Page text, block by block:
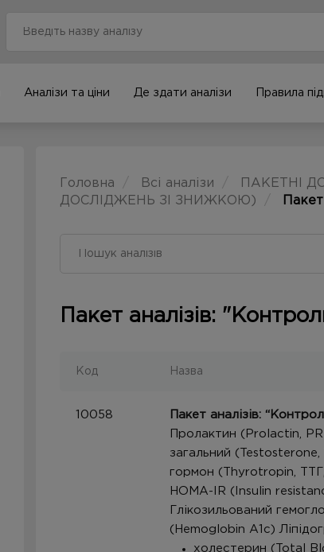
Аналізи та ціни Де здати аналізи Правила
Головна Всі аналізи
ПАКЕТНІ
ДОСЛІДЖЕНЬ ЗІ ЗНИЖКОЮ)
Пакет аналізів:
Код Назва
10058
Пакет аналізів:
Пролактин (Prolactin,
загальний
гормон (Thyrotropin, ТТГ,
НОМА-IR (Insulin
Глікозильований
(Hemoglobin A1c)
холестерин (Total